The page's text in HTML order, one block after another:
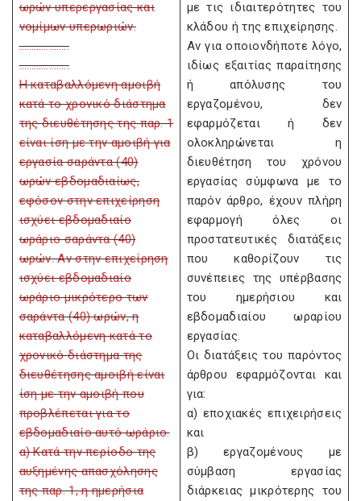
ωρών υπερεργασίας και
νομίμων υπερωριών.
………………..
………………..
Η καταβαλλόμενη αμοιβή
κατά το χρονικό διάστημα
της διευθέτησης της παρ. 1
είναι ίση με την αμοιβή για
εργασία σαράντα (40)
ωρών εβδομαδιαίως,
εφόσον στην επιχείρηση
ισχύει εβδομαδιαίο
ωράριο σαράντα (40)
ωρών. Αν στην επιχείρηση
ισχύει εβδομαδιαίο
ωράριο μικρότερο των
σαράντα (40) ωρών, η
καταβαλλόμενη κατά το
χρονικό διάστημα της
διευθέτησης αμοιβή είναι
ίση με την αμοιβή που
προβλέπεται για το
εβδομαδιαίο αυτό ωράριο.
α) Κατά την περίοδο της
αυξημένης απασχόλησης
της παρ. 1, η ημερήσια
με τις ιδιαιτερότητες του
κλάδου ή της επιχείρησης.
Αν για οποιονδήποτε λόγο,
ιδίως εξαιτίας παραίτησης
ή απόλυσης του
εργαζομένου, δεν
εφαρμόζεται ή δεν
ολοκληρώνεται η
διευθέτηση του χρόνου
εργασίας σύμφωνα με το
παρόν άρθρο, έχουν πλήρη
εφαρμογή όλες οι
προστατευτικές διατάξεις
που καθορίζουν τις
συνέπειες της υπέρβασης
του ημερήσιου και
εβδομαδιαίου ωραρίου
εργασίας.
Οι διατάξεις του παρόντος
άρθρου εφαρμόζονται και
για:
α) εποχιακές επιχειρήσεις
και
β) εργαζομένους με
σύμβαση εργασίας
διάρκειας μικρότερης του